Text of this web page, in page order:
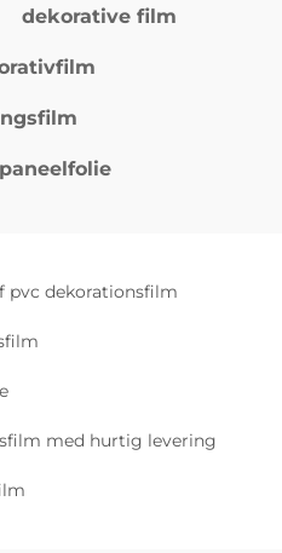
dekorative film
pvc dekorationsfilm
med hurtig levering